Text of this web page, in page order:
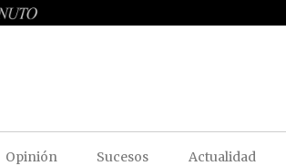
Opinión Sucesos Actualidad